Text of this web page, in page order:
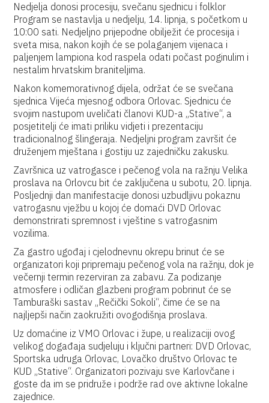
Nedjelja donosi procesiju, svečanu sjednicu i folklor
Program se nastavlja u nedjelju, 14. lipnja, s početkom u
10:00 sati. Nedjeljno prijepodne obilježit će procesija i
sveta misa, nakon kojih će se polaganjem vijenaca i
paljenjem lampiona kod raspela odati počast poginulim i
nestalim hrvatskim braniteljima.
Nakon komemorativnog dijela, održat će se svečana
sjednica Vijeća mjesnog odbora Orlovac. Sjednicu će
svojim nastupom uveličati članovi KUD-a „Stative“, a
posjetitelji će imati priliku vidjeti i prezentaciju
tradicionalnog šlingeraja. Nedjeljni program završit će
druženjem mještana i gostiju uz zajedničku zakusku.
Završnica uz vatrogasce i pečenog vola na ražnju Velika
proslava na Orlovcu bit će zaključena u subotu, 20. lipnja.
Posljednji dan manifestacije donosi uzbudljivu pokaznu
vatrogasnu vježbu u kojoj će domaći DVD Orlovac
demonstrirati spremnost i vještine s vatrogasnim
vozilima.
Za gastro ugođaj i cjelodnevnu okrepu brinut će se
organizatori koji pripremaju pečenog vola na ražnju, dok je
večernji termin rezerviran za zabavu. Za podizanje
atmosfere i odličan glazbeni program pobrinut će se
Tamburaški sastav „Rečički Sokoli“, čime će se na
najljepši način zaokružiti ovogodišnja proslava.
Uz domaćine iz VMO Orlovac i župe, u realizaciji ovog
velikog događaja sudjeluju i ključni partneri: DVD Orlovac,
Sportska udruga Orlovac, Lovačko društvo Orlovac te
KUD „Stative“. Organizatori pozivaju sve Karlovčane i
goste da im se pridruže i podrže rad ove aktivne lokalne
zajednice.